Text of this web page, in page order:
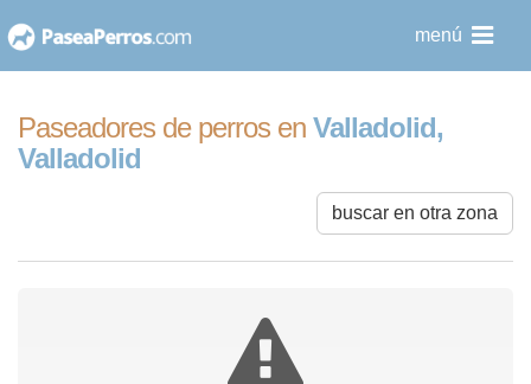
al
menú
Paseadores de perros en Valladolid,
Valladolid
buscar en otra zona